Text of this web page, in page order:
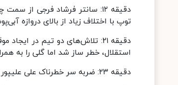
دقیقه ۱۲: سانتر فرشاد فرجی
توپ با اختلاف زیاد از بالای دروازه
دقیقه ۲۱: تلاش‌های دو تیم در
استقلال، خطر ساز شد اما گلی را به
دقیقه ۲۳: ضربه سر خطرناک علی علیپور روی سانتر فرشاد فرجی راهی کرنر شد که نهایتا این توپ هم بی ثمر بود.